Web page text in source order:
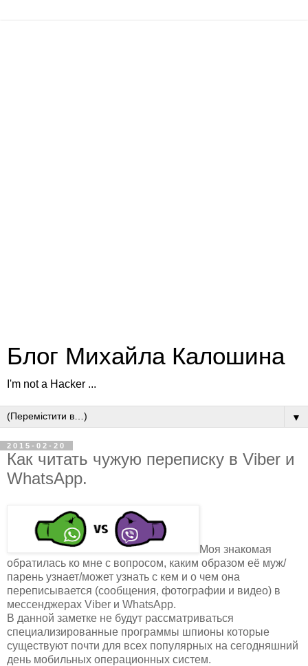
Блог Михайла Калошина
I'm not a Hacker ...
▼
2015-02-20
Как читать чужую переписку в Viber и
WhatsApp.
Моя знакомая
обратилась ко мне с вопросом, каким образом её муж/
парень узнает/может узнать с кем и о чем она
переписывается (сообщения, фотографии и видео) в
мессенджерах Viber и WhatsApp.
В данной заметке не будут рассматриваться
специализированные программы шпионы которые
существуют почти для всех популярных на сегодняшний
день мобильных операционных систем.